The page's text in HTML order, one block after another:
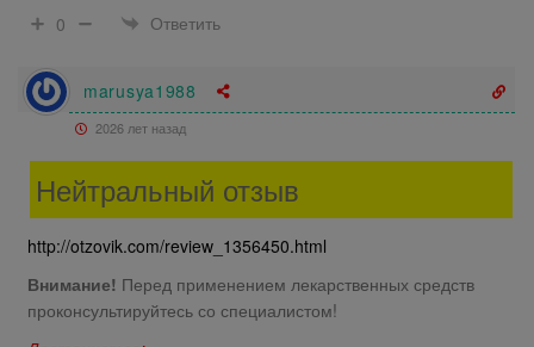
0
Ответить
marusya1988
2026 лет назад
Нейтральный отзыв
http://otzovik.com/review_1356450.html
Внимание! Перед применением лекарственных средств
проконсультируйтесь со специалистом!